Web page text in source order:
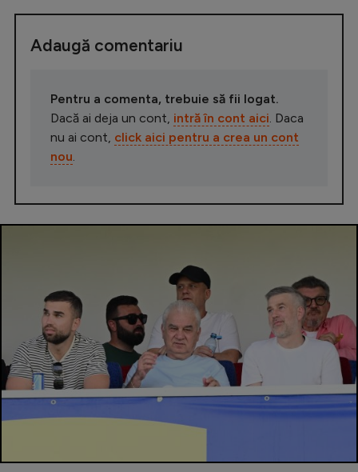
Adaugă comentariu
Pentru a comenta, trebuie să fii logat.
Dacă ai deja un cont, intră în cont aici. Daca
nu ai cont, click aici pentru a crea un cont
nou.